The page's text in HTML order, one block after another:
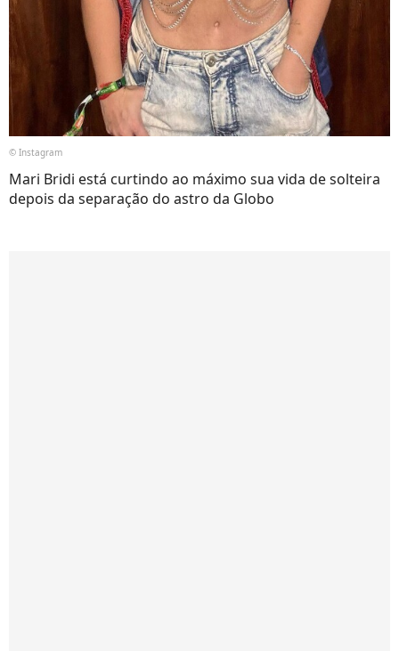
© Instagram
Mari Bridi está curtindo ao máximo sua vida de solteira
depois da separação do astro da Globo